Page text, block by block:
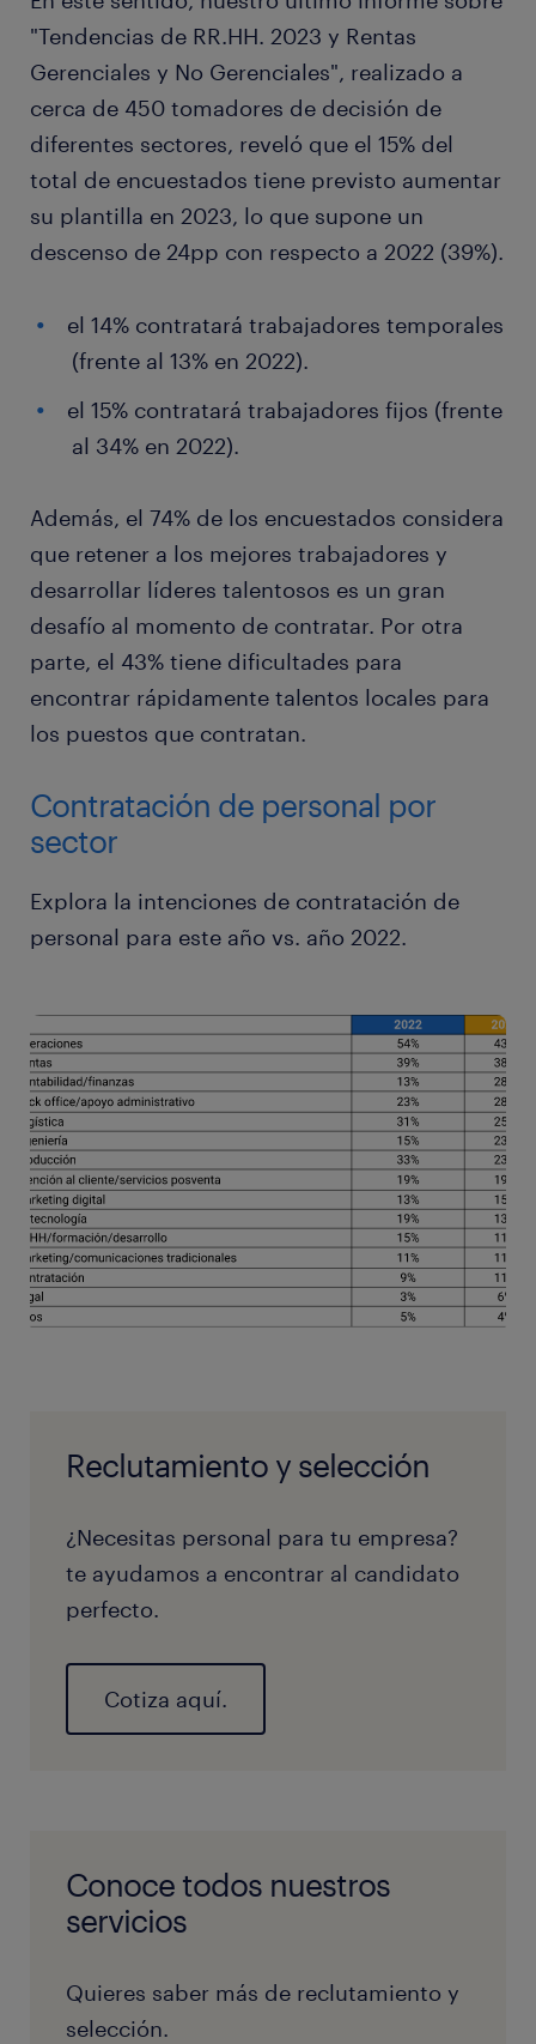
"Tendencias de RR.HH. 2023 y Rentas
Gerenciales y No Gerenciales", realizado a
cerca de 450 tomadores de decisión de
diferentes sectores, reveló que el 15% del
total de encuestados tiene previsto aumentar
su plantilla en 2023, lo que supone un
descenso de 24pp con respecto a 2022 (39%).
el 14% contratará trabajadores temporales
(frente al 13% en 2022).
el 15% contratará trabajadores fijos (frente
al 34% en 2022).
Además, el 74% de los encuestados considera
que retener a los mejores trabajadores y
desarrollar líderes talentosos es un gran
desafío al momento de contratar. Por otra
parte, el 43% tiene dificultades para
encontrar rápidamente talentos locales para
los puestos que contratan.
Contratación de personal por
sector
Explora la intenciones de contratación de
personal para este año vs. año 2022.
Reclutamiento y selección
¿Necesitas personal para tu empresa?
te ayudamos a encontrar al candidato
perfecto.
Cotiza aquí.
Conoce todos nuestros
servicios
Quieres saber más de reclutamiento y
selección.